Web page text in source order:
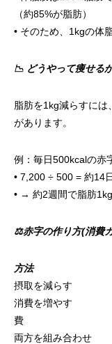
（約85%が脂肪）
• そのため、1kgの体
📉 どうやって痩せる
脂肪を1kg減らすに
があります。
例：毎日500kcalの赤
• 7,200 ÷ 500 = 約14
• → 約2週間で脂肪
⚖赤字の作り方(消費
方法 内
摂取を減らす 例
消費を増やす 例
費
両方を組み合わせ